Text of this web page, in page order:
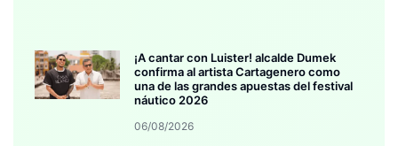
¡A cantar con Luister! alcalde Dumek
confirma al artista Cartagenero como
una de las grandes apuestas del festival
náutico 2026
06/08/2026